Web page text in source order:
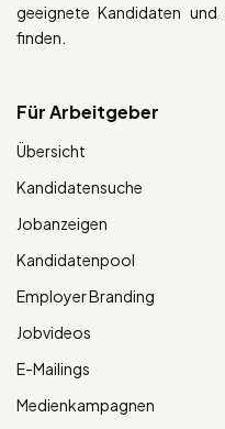
geeignete Kandidaten
finden.
Für Arbeitgeber
Übersicht
Kandidatensuche
Jobanzeigen
Kandidatenpool
Employer Branding
Jobvideos
E-Mailings
Medienkampagnen